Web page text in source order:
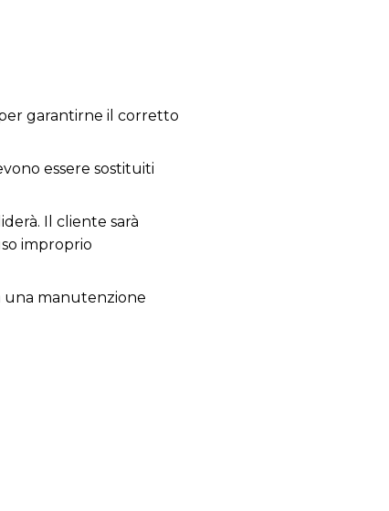
garantirne il corretto
essere sostituiti
Il cliente sarà
improprio
una manutenzione